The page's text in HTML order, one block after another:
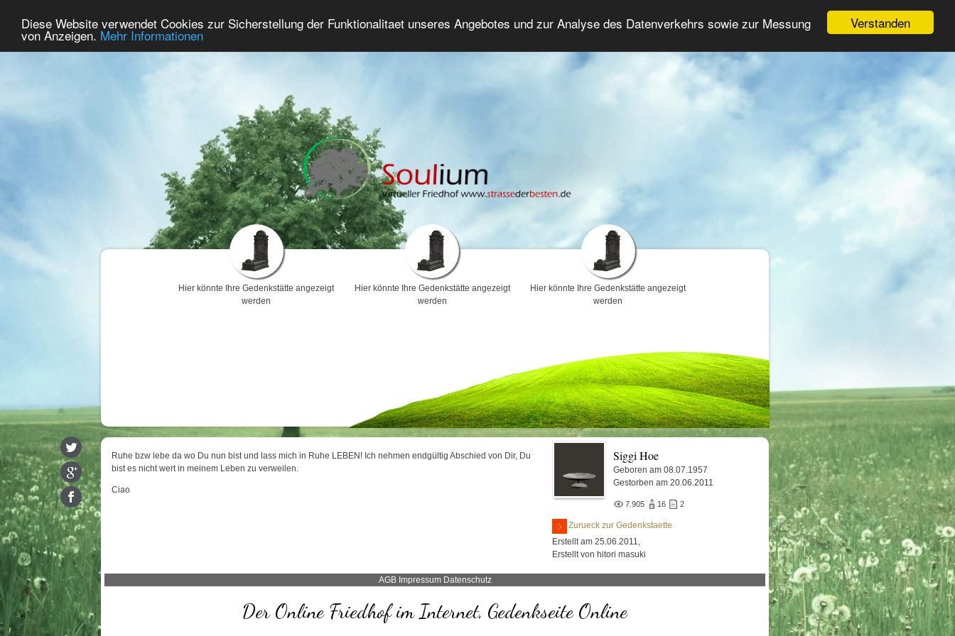
Verstanden
Diese Website verwendet Cookies zur Sicherstellung der Funktionalitaet unseres Angebotes und zur Analyse des Datenverkehrs sowie zur Messung
von Anzeigen. Mehr Informationen
Home Premium Gedenken Trauerforum Erweiterte Suche Anmelden
Hier könnte Ihre Gedenkstätte angezeigt
werden
Hier könnte Ihre Gedenkstätte angezeigt
werden
Hier könnte Ihre Gedenkstätte angezeigt
werden
Ruhe bzw lebe da wo Du nun bist und lass mich in Ruhe LEBEN! Ich nehmen endgültig Abschied von Dir, Du
bist es nicht wert in meinem Leben zu verweilen.
Ciao
Siggi Hoe
Geboren am 08.07.1957
Gestorben am 20.06.2011
7.905 16 2
Zurueck zur Gedenkstaette
Erstellt am 25.06.2011,
Erstellt von hitori masuki
AGB Impressum Datenschutz
Der Online Friedhof im Internet, Gedenkseite Online